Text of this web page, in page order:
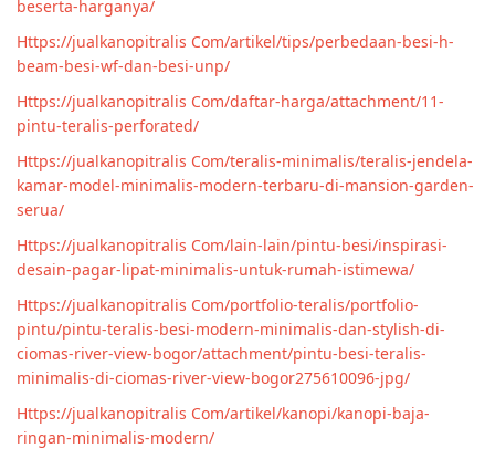
beserta-harganya/
Https://jualkanopitralis Com/artikel/tips/perbedaan-besi-h-
beam-besi-wf-dan-besi-unp/
Https://jualkanopitralis Com/daftar-harga/attachment/11-
pintu-teralis-perforated/
Https://jualkanopitralis Com/teralis-minimalis/teralis-jendela-
kamar-model-minimalis-modern-terbaru-di-mansion-garden-
serua/
Https://jualkanopitralis Com/lain-lain/pintu-besi/inspirasi-
desain-pagar-lipat-minimalis-untuk-rumah-istimewa/
Https://jualkanopitralis Com/portfolio-teralis/portfolio-
pintu/pintu-teralis-besi-modern-minimalis-dan-stylish-di-
ciomas-river-view-bogor/attachment/pintu-besi-teralis-
minimalis-di-ciomas-river-view-bogor275610096-jpg/
Https://jualkanopitralis Com/artikel/kanopi/kanopi-baja-
ringan-minimalis-modern/